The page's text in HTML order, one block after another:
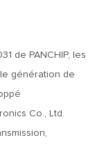
de PANCHIP, les
génération de
Co., Ltd.